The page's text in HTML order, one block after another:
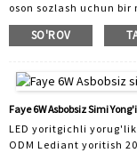
oson sozlash uchun
rang harorati
avtomatik ravishda
qo'llarsiz almashtirish
sababdir.
almashtirish ilovalari
SO'ROV
Faye 6W Asbobsiz Simi
LED yoritgichli
ODM Lediant yoritish